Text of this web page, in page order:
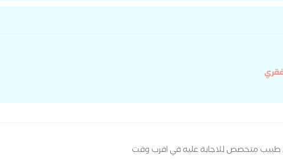
طبيب متخصص للاجابة عليه في اقرب وقت